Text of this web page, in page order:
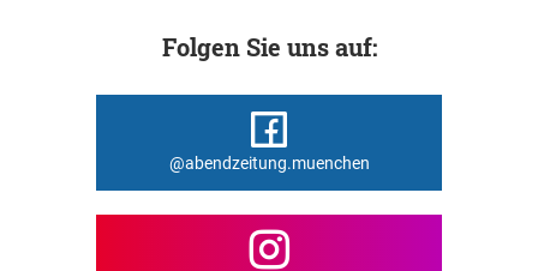
Folgen Sie uns auf:
@abendzeitung.muenchen